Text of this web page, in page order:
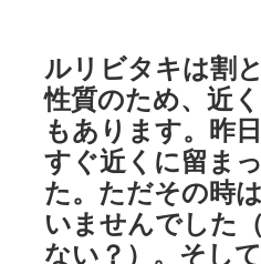
ルリビタキは割
性質のため、近
もあります。昨
すぐ近くに留ま
た。ただその時
いませんでした
ない？）。そし